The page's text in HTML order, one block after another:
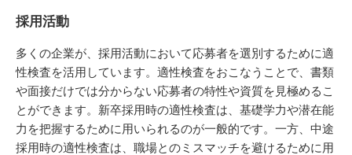
採用活動
多くの企業が、採用活動において応募者を選別するために適
性検査を活用しています。適性検査をおこなうことで、書類
や面接だけでは分からない応募者の特性や資質を見極めるこ
とができます。新卒採用時の適性検査は、基礎学力や潜在能
力を把握するために用いられるのが一般的です。一方、中途
採用時の適性検査は、職場とのミスマッチを避けるために用